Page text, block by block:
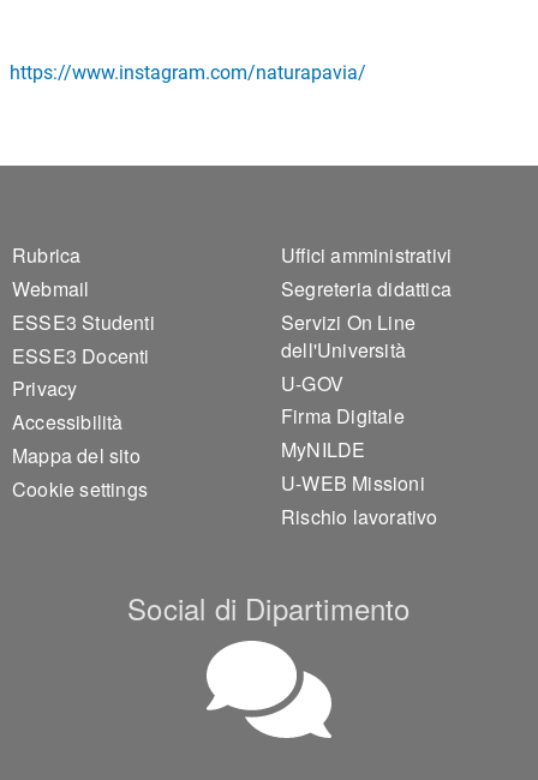
https://www.instagram.com/naturapavia/
Footer 1
Rubrica
Webmail
ESSE3 Studenti
ESSE3 Docenti
Privacy
Accessibilità
Mappa del sito
Cookie settings
Footer 2
Uffici amministrativi
Segreteria didattica
Servizi On Line
dell'Università
U-GOV
Firma Digitale
MyNILDE
U-WEB Missioni
Rischio lavorativo
Social di Dipartimento